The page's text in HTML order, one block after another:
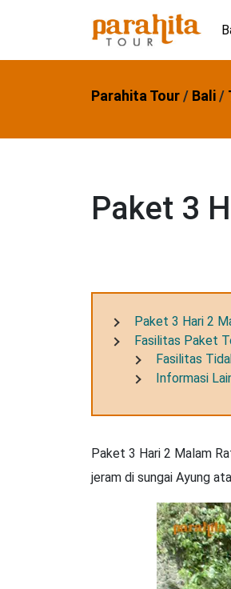
Parahita Tour/ Bali/
Paket 3
Paket 3 Hari 2
Fasilitas Paket
Fasilitas
Informasi
Paket 3 Hari 2 Malam
jeram di sungai Ayung